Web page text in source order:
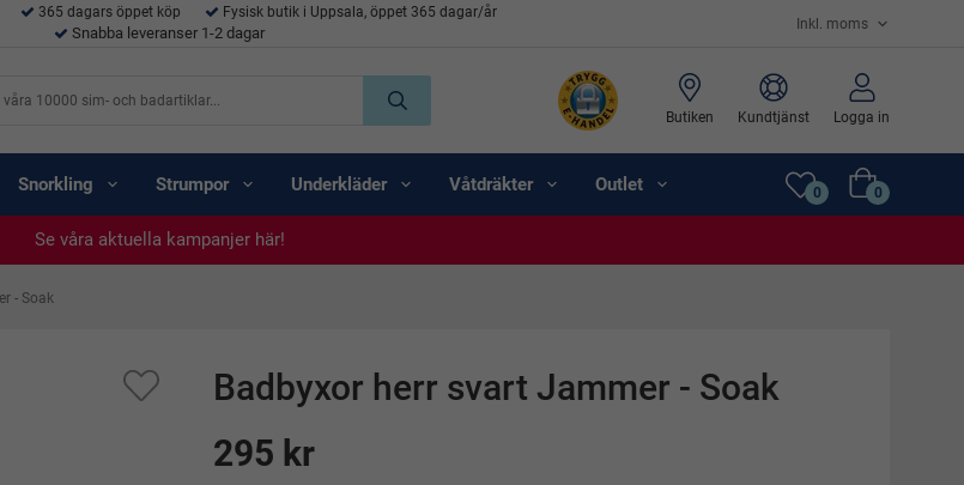
365 dagars öppet köp Fysisk butik i Uppsala, öppet 365 dagar/år
Snabba leveranser 1-2 dagar
Butiken Kundtjänst Logga in
Snorkling Strumpor Underkläder Våtdräkter Outlet 0 0
Se våra aktuella kampanjer här!
Se våra aktuella kampanjer här!
Se våra aktuella kampanjer här!
Se våra aktuella kampanjer här!
Se våra aktuella kampanjer här!
- Soak
Badbyxor herr svart Jammer - Soak
295 kr